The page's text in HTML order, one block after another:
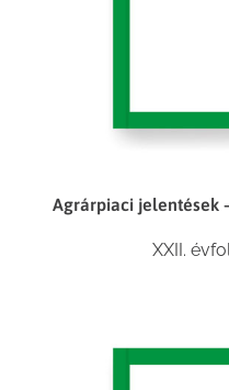
Agrárpiaci jelentések
XXII.